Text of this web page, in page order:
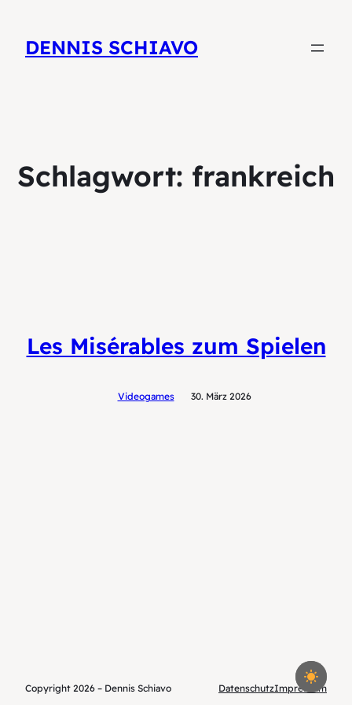
DENNIS SCHIAVO
Schlagwort: frankreich
Les Misérables zum Spielen
Videogames 30. März 2026
Copyright 2026 – Dennis Schiavo DatenschutzImpressum